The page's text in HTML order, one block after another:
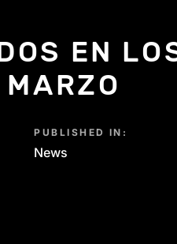
EN
PUBLISHED IN:
News